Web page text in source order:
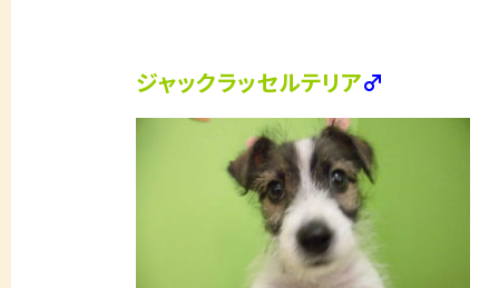
ジャックラッセルテリア♂